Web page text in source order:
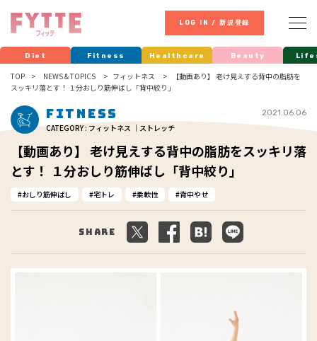
LOG IN / 新規登録
Diet Fitness Healthcare Beauty
TOP NEWS & TOPICS フィットネス
【動画あり】 老け見えする背中の脂肪を
スッキリ落とす！ １分おしり筋伸ばし「背中絞り」
Fitness
CATEGORY : フィットネス ｜ストレッチ
2021.06.06
【動画あり】 老け見えする背中の脂肪をスッキリ落
とす！ １分おしり筋伸ばし「背中絞り」
おしり筋伸ばし 宅トレ 柔軟性 背中やせ
Share